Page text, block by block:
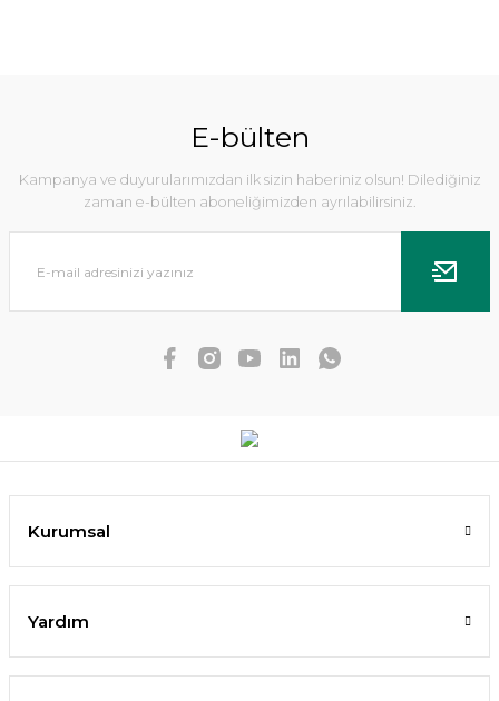
2.633,93 TL
2.370,54 TL
E-bülten
Kampanya ve duyurularımızdan ilk sizin haberiniz olsun! Dilediğiniz
zaman e-bülten aboneliğimizden ayrılabilirsiniz.
Kurumsal
Yardım